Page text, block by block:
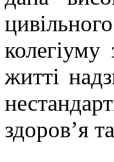
житті
здоров’я